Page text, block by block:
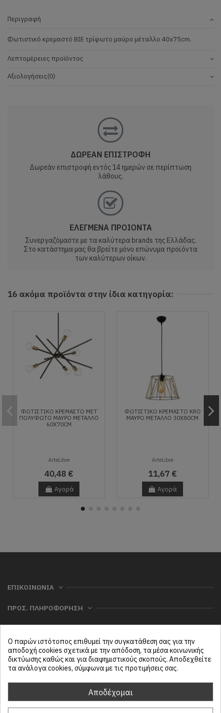
Περιγραφή
Φωτιστικό κρεμαστό BIE τρίφωτο μαύρο μέταλλο 40x75cm.
Λεπτομέρειες προϊόντος
Αξιολογήσεις(0)
ΔΩΡΕΑΝ ΕΠΙΣΤΡΟΦΗ
Δωρεάν επιστροφή εντός 14 ημερών σε περίπτωση
λάθους.
ΕΛΕΓΜΕΝΑ ΠΡΟΙΟΝΤΑ
Συνεργαζόμαστε με τα καλύτερα brands της Ελλάδας.
Στο κατάστημα μας θα βρείτε μόνο επώνυμα προϊόντα
των καλύτερων οίκων.
16 ακόμα προϊόντα στην ίδια κατηγορία:
ΦΩΤΙΣΤΙΚΌ ΚΡΕΜΑΣΤΌ MET
ΠΟΛΎΦΩΤΟ ΜΑΎΡΟ ΜΈΤΑΛΛΟ
60X70CM
ArteLibre
40,48 €
Αγορά
ΦΩΤΙΣΤΙΚΌ ΚΡΕΜΑΣΤΌ KRO
ΜΑΎΡΟ ΜΈΤΑΛΛΟ 30X80CM
ArteLibre
11,67 €
Αγορά
ΕΠΙΚΟΙΝΩΝΙΑ
ΠΡΟΣ. ΠΛΗΡΟΦΟΡΗΣΗ
ΜΕΝΟΥ
Follow us
Ο παρών ιστότοπος επιθυμεί την συγκατάθεση σας για την
αποδοχή cookies σχετικά με την απόδοση, τα μέσα κοινωνικής
δικτύωσης καθώς και για διαφημιστικούς σκοπούς. Αποδεχθείτε
τα ανάλογα cookies, σύμφωνα με τις προτιμήσεις σας.
Αποδέχομαι